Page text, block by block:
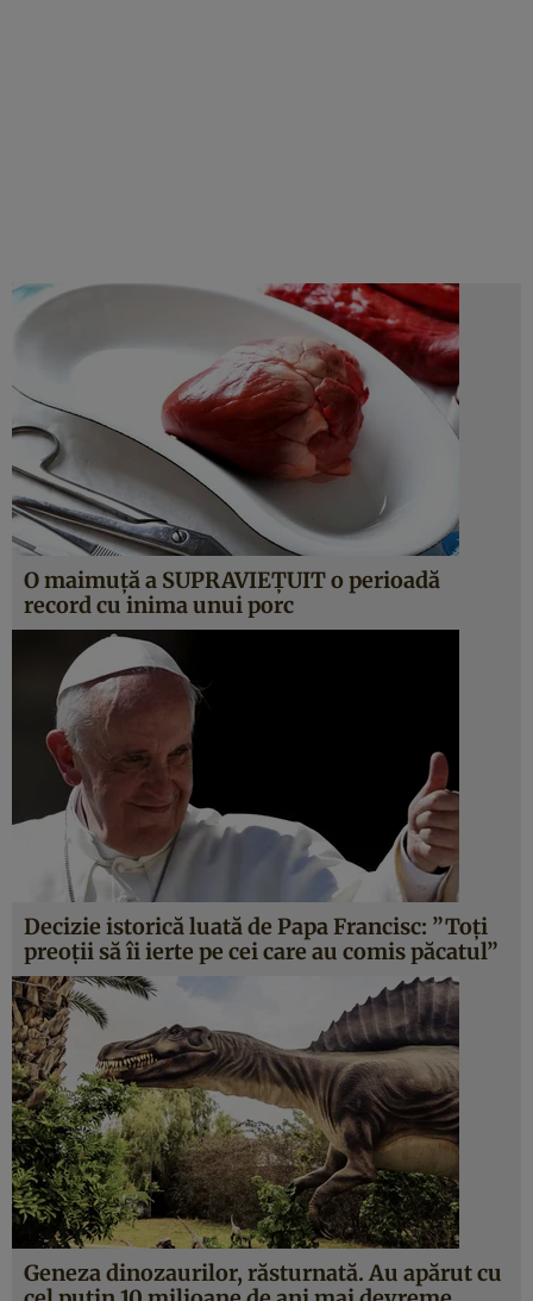
O maimuţă a SUPRAVIEŢUIT o perioadă
record cu inima unui porc
Decizie istorică luată de Papa Francisc: ”Toţi
preoţii să îi ierte pe cei care au comis păcatul”
Geneza dinozaurilor, răsturnată. Au apărut cu